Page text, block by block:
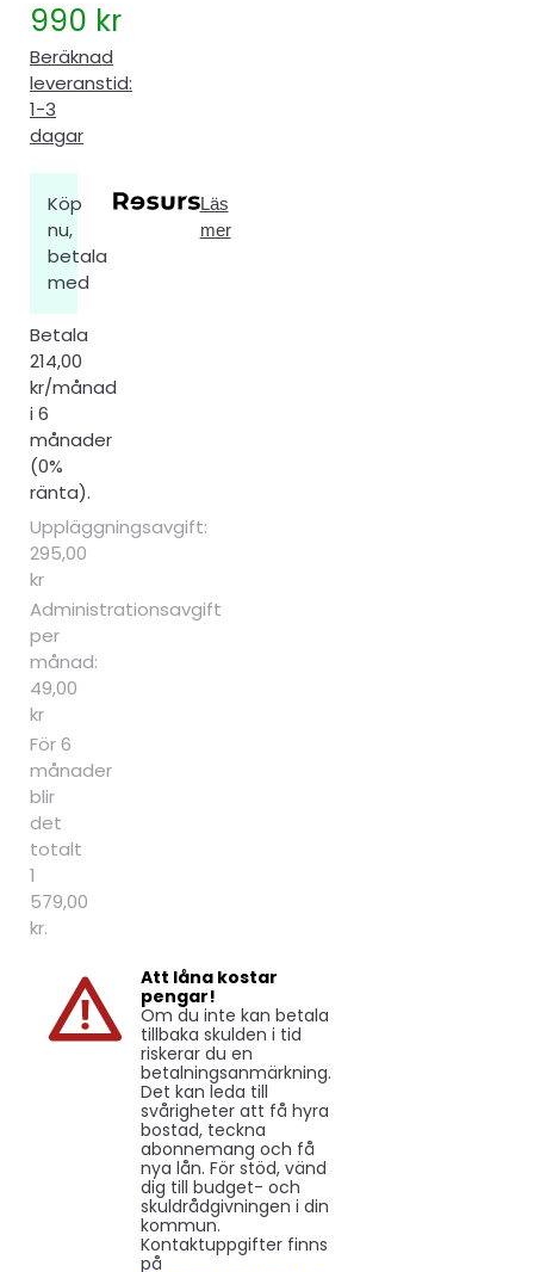
990 kr
Beräknad
leveranstid:
1-3
dagar
Köp
nu,
betala
med
Läs
mer
Betala
214,00
kr/månad
i 6
månader
(0%
ränta).
Uppläggningsavgift:
295,00
kr
Administrationsavgift
per
månad:
49,00
kr
För 6
månader
blir
det
totalt
1
579,00
kr.
Att låna kostar
pengar!
Om du inte kan betala
tillbaka skulden i tid
riskerar du en
betalningsanmärkning.
Det kan leda till
svårigheter att få hyra
bostad, teckna
abonnemang och få
nya lån. För stöd, vänd
dig till budget- och
skuldrådgivningen i din
kommun.
Kontaktuppgifter finns
på